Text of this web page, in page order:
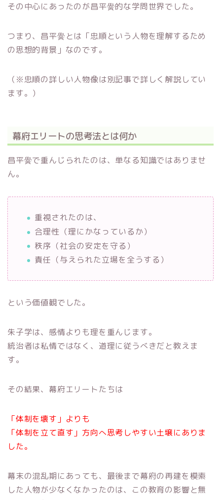
その中心にあったのが昌平黌的な学問世界でした。
つまり、昌平黌とは「忠順という人物を理解するため
の思想的背景」なのです。
（※忠順の詳しい人物像は別記事で詳しく解説してい
ます。）
幕府エリートの思考法とは何か
昌平黌で重んじられたのは、単なる知識ではありませ
ん。
重視されたのは、
合理性（理にかなっているか）
秩序（社会の安定を守る）
責任（与えられた立場を全うする）
という価値観でした。
朱子学は、感情よりも理を重んじます。
統治者は私情ではなく、道理に従うべきだと教えま
す。
その結果、幕府エリートたちは
「体制を壊す」よりも
「体制を立て直す」方向へ思考しやすい土壌にありま
した。
幕末の混乱期にあっても、最後まで幕府の再建を模索
した人物が少なくなかったのは、この教育の影響と無